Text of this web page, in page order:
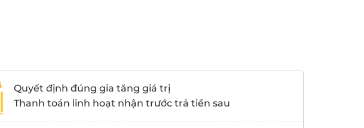
Quyết định đúng gia tăng giá trị
Thanh toán linh hoạt nhận trước trả tiền sau